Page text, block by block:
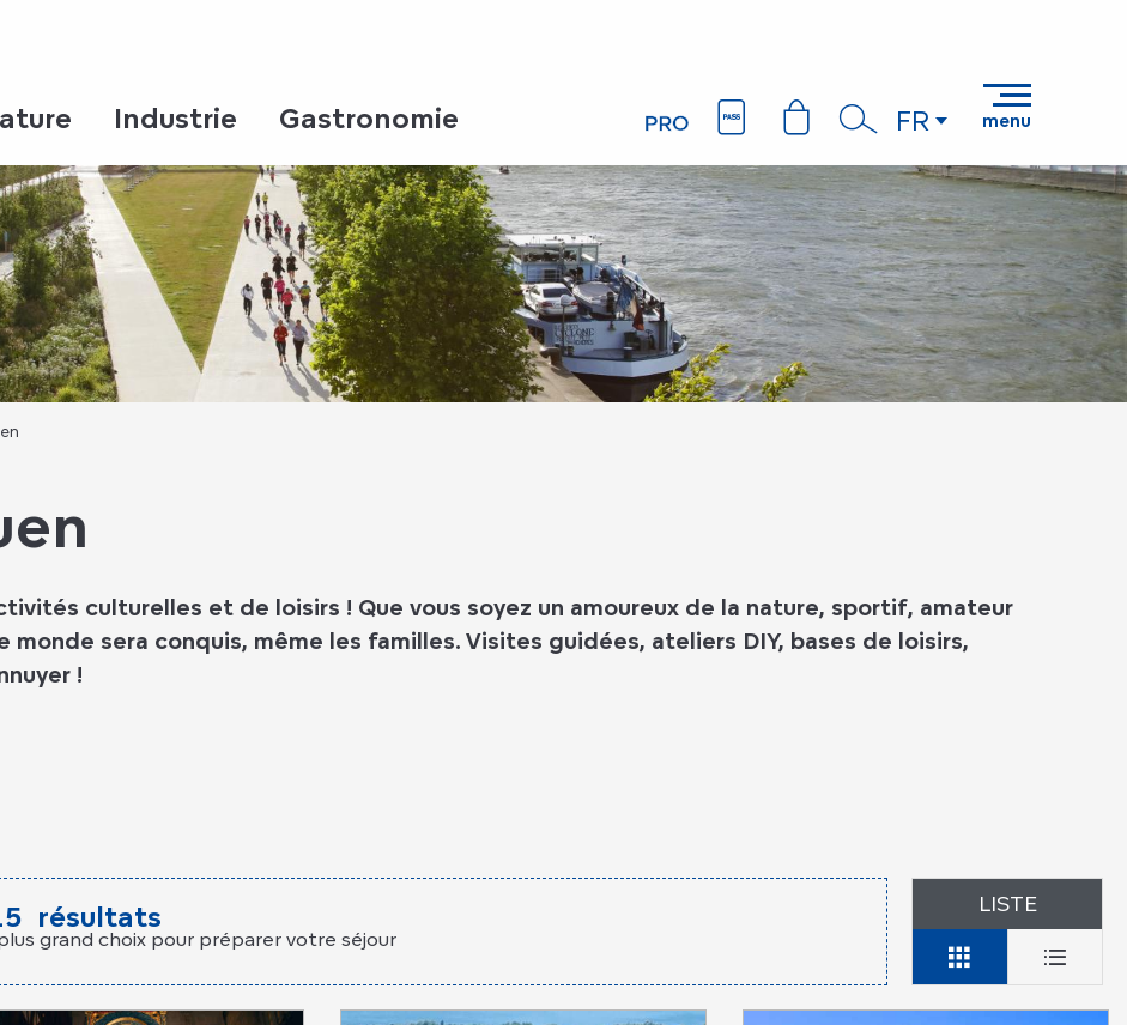
Recherche
FR menu
Industrie Gastronomie
culturelles et de loisirs ! Que vous soyez un amoureux de la nature, sportif, amateur
sera conquis, même les familles. Visites guidées, ateliers DIY, bases de loisirs,
!
résultats
grand choix pour préparer votre séjour
LISTE